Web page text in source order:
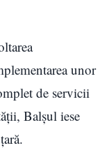
unor
de servicii
Balșul iese